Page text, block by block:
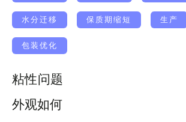
水分迁移 保质期缩短 生产
包装优化
粘性问题
外观如何